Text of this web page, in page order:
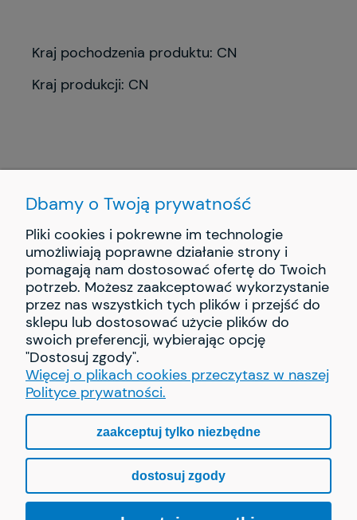
Kraj pochodzenia produktu: CN
Kraj produkcji: CN
INFORMACJE
PŁATNOŚCI I DOSTAWA
O NAS
Sklep internetowy Shoper.pl
Dbamy o Twoją prywatność
Pliki cookies i pokrewne im technologie
umożliwiają poprawne działanie strony i
pomagają nam dostosować ofertę do Twoich
potrzeb. Możesz zaakceptować wykorzystanie
przez nas wszystkich tych plików i przejść do
sklepu lub dostosować użycie plików do
swoich preferencji, wybierając opcję
"Dostosuj zgody".
Więcej o plikach cookies przeczytasz w naszej
Polityce prywatności.
zaakceptuj tylko niezbędne
dostosuj zgody